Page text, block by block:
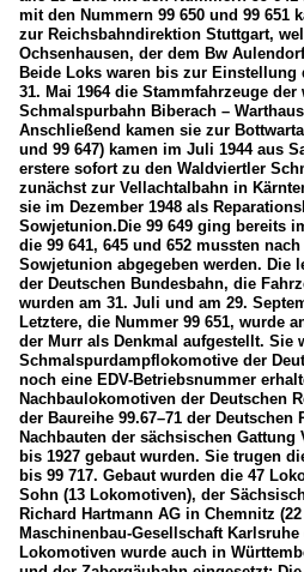
mit den Nummern 99 650 und 99 651
zur Reichsbahndirektion Stuttgart,
Ochsenhausen, der dem Bw
Beide Loks waren bis zur Einstellung
31. Mai 1964 die Stammfahrzeuge
Schmalspurbahn Biberach –
Anschließend kamen sie zur
und 99 647) kamen im Juli 1944 aus
erstere sofort zu den Waldviertler
zunächst zur Vellachtalbahn in
sie im Dezember 1948 als
Sowjetunion.Die 99 649 ging bereits
die 99 641, 645 und 652 mussten
Sowjetunion abgegeben werden. Die
der Deutschen Bundesbahn, die
wurden am 31. Juli und am 29.
Letztere, die Nummer 99 651, wurde
der Murr als Denkmal aufgestellt. Sie
Schmalspurdampflokomotive der
noch eine EDV-Betriebsnummer
Nachbaulokomotiven der Deutschen
der Baureihe 99.67–71 der Deutschen
Nachbauten der sächsischen
bis 1927 gebaut wurden. Sie trugen
bis 99 717. Gebaut wurden die 47
Sohn (13 Lokomotiven), der
Richard Hartmann AG in Chemnitz
Maschinenbau-Gesellschaft
Lokomotiven wurde auch in